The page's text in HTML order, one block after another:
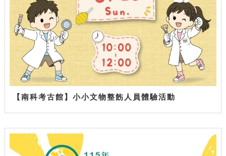
【南科考古館】小小文物整飭人員體驗活動